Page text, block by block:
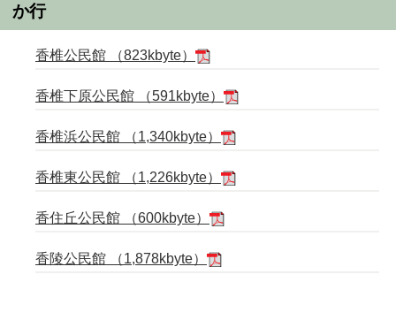
か行
香椎公民館 （823kbyte）
香椎下原公民館 （591kbyte）
香椎浜公民館 （1,340kbyte）
香椎東公民館 （1,226kbyte）
香住丘公民館 （600kbyte）
香陵公民館 （1,878kbyte）